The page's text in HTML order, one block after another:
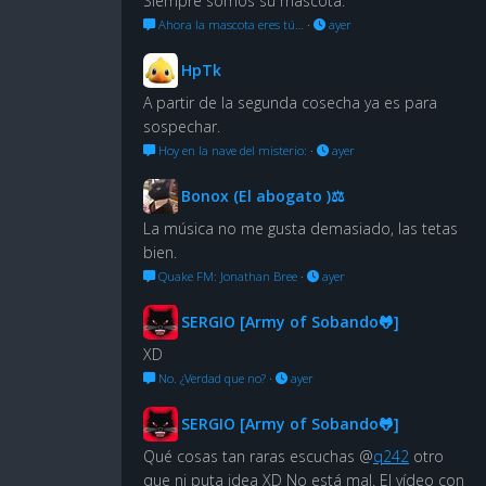
Ahora la mascota eres tú… · ayer
HpTk
A partir de la segunda cosecha ya es para
sospechar.
Hoy en la nave del misterio: · ayer
Bonox (El abogato )⚖
La música no me gusta demasiado, las tetas
bien.
Quake FM: Jonathan Bree · ayer
SERGIO [Army of Sobando🐸]
XD
No. ¿Verdad que no? · ayer
SERGIO [Army of Sobando🐸]
Qué cosas tan raras escuchas @q242 otro
que ni puta idea XD No está mal. El vídeo con